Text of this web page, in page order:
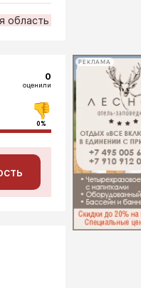
область
0
оценили
0%
РЕКЛАМА